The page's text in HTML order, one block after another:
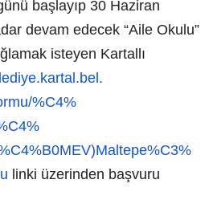
başlayıp 30 Haziran
devam edecek “Aile Okulu”
isteyen Kartallı
%C4%
Maltepe%C3%
linki üzerinden başvuru